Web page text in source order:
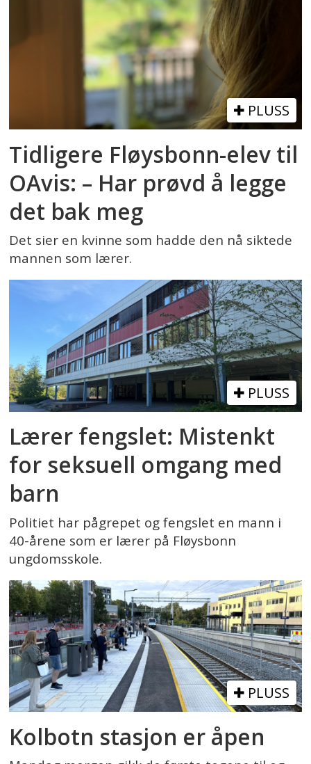
PLUSS
Tidligere Fløysbonn-elev til
OAvis: – Har prøvd å legge
det bak meg
Det sier en kvinne som hadde den nå siktede
mannen som lærer.
PLUSS
Lærer fengslet: Mistenkt
for seksuell omgang med
barn
Politiet har pågrepet og fengslet en mann i
40-årene som er lærer på Fløysbonn
ungdomsskole.
PLUSS
Kolbotn stasjon er åpen